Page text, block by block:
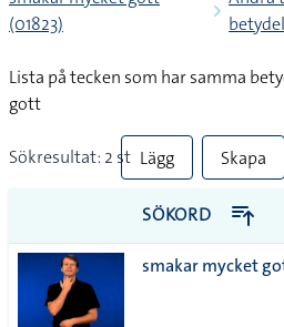
(01823)
Lista på tecken som har samma
gott
Sökresultat: 2 st Lägg
till
alla i
Skapa
PDF
SÖKORD
smakar mycket